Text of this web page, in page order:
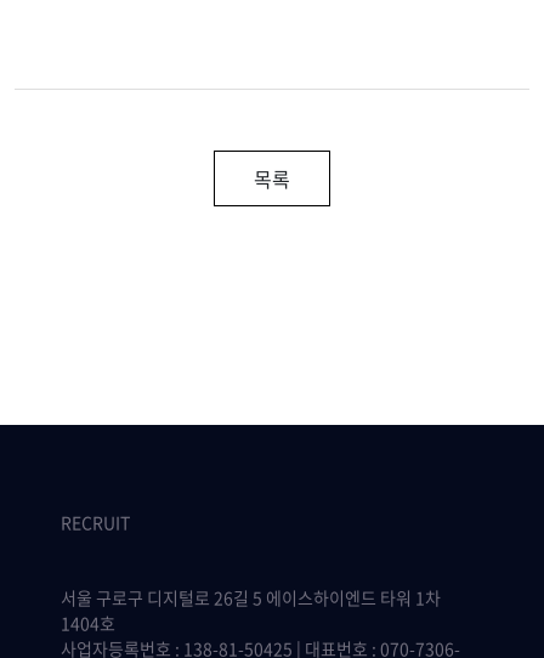
목록
RECRUIT
서울 구로구 디지털로 26길 5 에이스하이엔드 타워 1차
1404호
사업자등록번호 : 138-81-50425 | 대표번호 : 070-7306-